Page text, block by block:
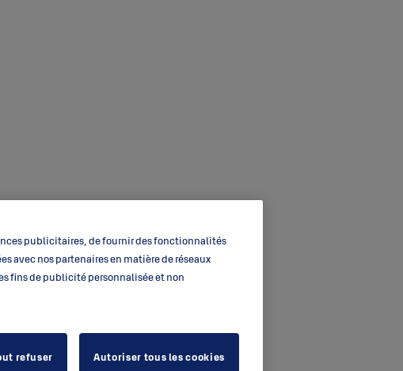
publicitaires, de fournir des fonctionnalités
avec nos partenaires en matière de réseaux
fins de publicité personnalisée et non
refuser
Autoriser tous les cookies